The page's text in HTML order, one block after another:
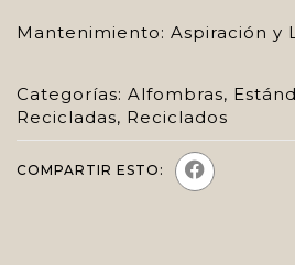
Mantenimiento: Aspiración y
Categorías: Alfombras,
Recicladas, Reciclados
COMPARTIR ESTO: